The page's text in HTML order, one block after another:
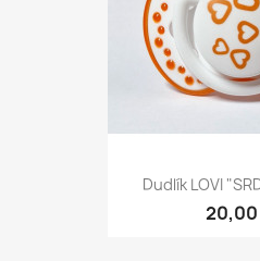
Dudlík LOVI
20,00